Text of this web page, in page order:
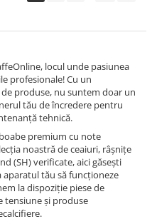
locul unde pasiunea
profesionale! Cu un
produse, nu suntem doar un
tău de încredere pentru
tehnică.
premium cu note
noastră de ceaiuri, râșnițe
(SH) verificate, aici găsești
tău să funcționeze
la dispoziție piese de
tensiune și produse